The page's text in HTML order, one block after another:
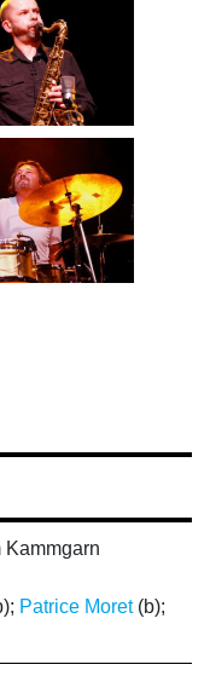
Kammgarn
Patrice Moret(b);